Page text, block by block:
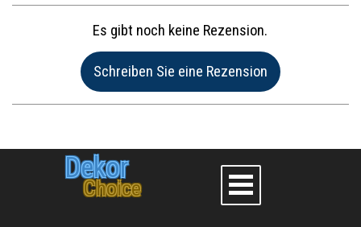
Es gibt noch keine Rezension.
Website im Internet:
Dekor
Choice